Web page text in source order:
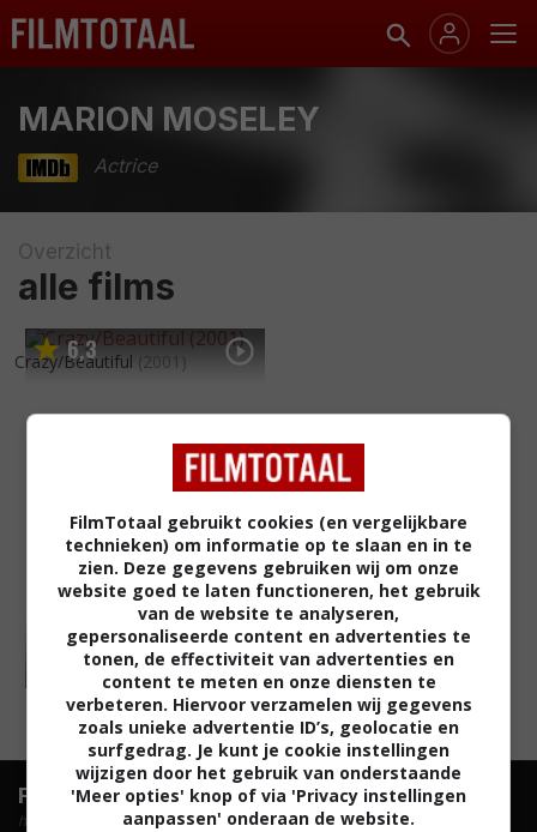
MARION MOSELEY
Actrice
Overzicht
alle films
6,3
Crazy/Beautiful (2001)
FilmTotaal.Hét online filmoverzicht.
hosted by
FilmTotaal gebruikt cookies (en vergelijkbare
technieken) om informatie op te slaan en in te
zien. Deze gegevens gebruiken wij om onze
website goed te laten functioneren, het gebruik
van de website te analyseren,
gepersonaliseerde content en advertenties te
tonen, de effectiviteit van advertenties en
content te meten en onze diensten te
verbeteren. Hiervoor verzamelen wij gegevens
zoals unieke advertentie ID’s, geolocatie en
surfgedrag. Je kunt je cookie instellingen
wijzigen door het gebruik van onderstaande
'Meer opties' knop of via 'Privacy instellingen
aanpassen' onderaan de website.